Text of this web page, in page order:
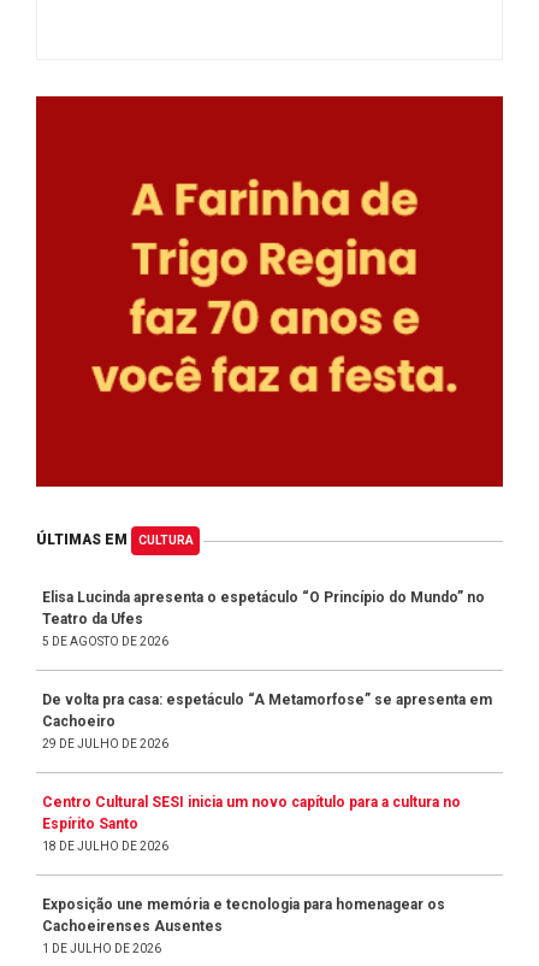
ÚLTIMAS EM CULTURA
Elisa Lucinda apresenta o espetáculo “O Princípio do Mundo” no
Teatro da Ufes
5 DE AGOSTO DE 2026
De volta pra casa: espetáculo “A Metamorfose” se apresenta em
Cachoeiro
29 DE JULHO DE 2026
Centro Cultural SESI inicia um novo capítulo para a cultura no
Espírito Santo
18 DE JULHO DE 2026
Exposição une memória e tecnologia para homenagear os
Cachoeirenses Ausentes
1 DE JULHO DE 2026